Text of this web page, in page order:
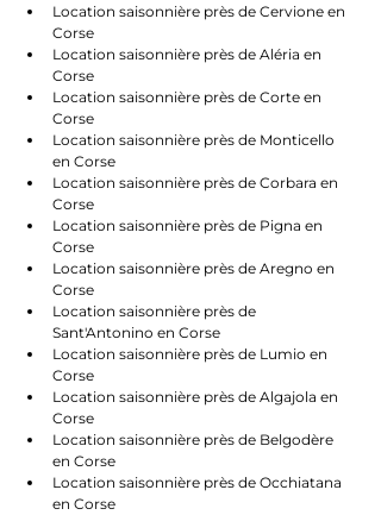
Location saisonnière près de Cervione en
Corse
Location saisonnière près de Aléria en
Corse
Location saisonnière près de Corte en
Corse
Location saisonnière près de Monticello
en Corse
Location saisonnière près de Corbara en
Corse
Location saisonnière près de Pigna en
Corse
Location saisonnière près de Aregno en
Corse
Location saisonnière près de
Sant'Antonino en Corse
Location saisonnière près de Lumio en
Corse
Location saisonnière près de Algajola en
Corse
Location saisonnière près de Belgodère
en Corse
Location saisonnière près de Occhiatana
en Corse